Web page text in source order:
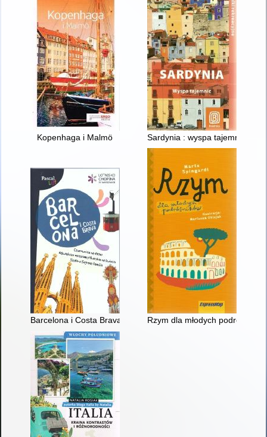
Kopenhaga i Malmö Sardynia : wyspa tajemnic
Barcelona i Costa Brava Rzym dla młodych podróżników